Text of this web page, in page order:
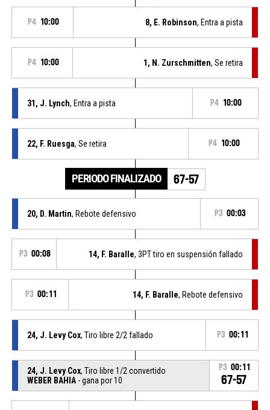
P4 10:00 8, E. Robinson, Entra a pista
P4 10:00 1, N. Zurschmitten, Se retira
31, J. Lynch, Entra a pista P4 10:00
22, F. Ruesga, Se retira P4 10:00
PERIODO FINALIZADO 67-57
20, D. Martin, Rebote defensivo P3 00:03
P3 00:08 14, F. Baralle, 3PT tiro en suspensión fallado
P3 00:11 14, F. Baralle, Rebote defensivo
24, J. Levy Cox, Tiro libre 2/2 fallado P3 00:11
24, J. Levy Cox, Tiro libre 1/2 convertido
WEBER BAHIA- gana por 10
P3 00:11
67-57